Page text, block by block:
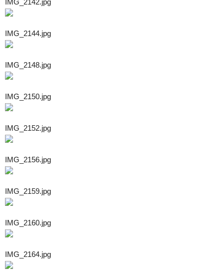
IMG_2142.jpg
IMG_2144.jpg
IMG_2148.jpg
IMG_2150.jpg
IMG_2152.jpg
IMG_2156.jpg
IMG_2159.jpg
IMG_2160.jpg
IMG_2164.jpg